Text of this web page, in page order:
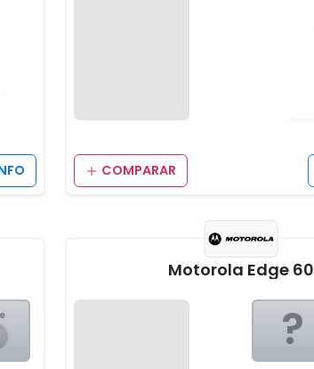
COMPARAR
Motorola Edge 60
?